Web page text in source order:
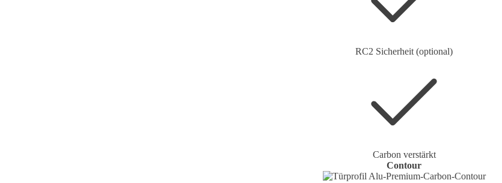
RC2 Sicherheit (optional)
Carbon verstärkt
Contour